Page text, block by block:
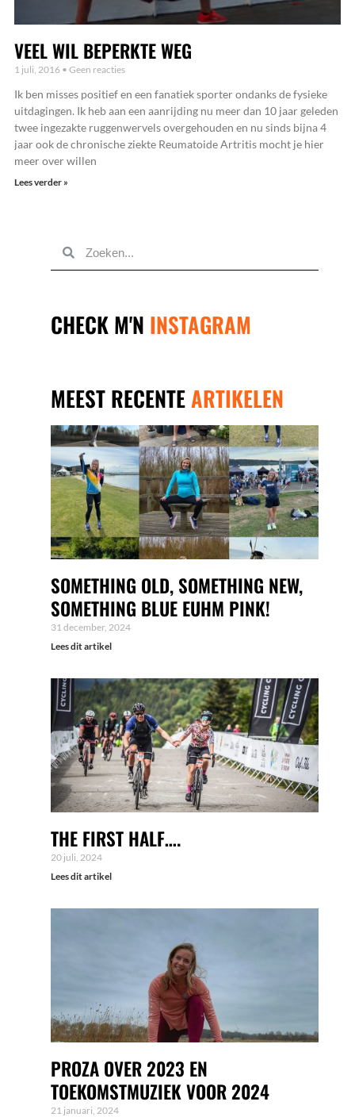
VEEL WIL BEPERKTE WEG
1 juli, 2016 Geen reacties
Ik ben misses positief en een fanatiek sporter ondanks de fysieke
uitdagingen. Ik heb aan een aanrijding nu meer dan 10 jaar geleden
twee ingezakte ruggenwervels overgehouden en nu sinds bijna 4
jaar ook de chronische ziekte Reumatoide Artritis mocht je hier
meer over willen
Lees verder »
CHECK M'N INSTAGRAM
BERICHTJE
SAMEN
DOEN?
MEEST RECENTEARTIKELEN
SOMETHING OLD, SOMETHING NEW,
SOMETHING BLUE EUHM PINK!
31 december, 2024
Lees dit artikel
THE FIRST HALF….
20 juli, 2024
Lees dit artikel
PROZA OVER 2023 EN
TOEKOMSTMUZIEK VOOR 2024
21 januari, 2024